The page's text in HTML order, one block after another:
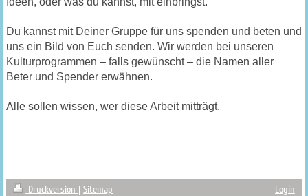
Du kannst mit Deiner Gruppe für uns spenden und beten und
uns ein Bild von Euch senden. Wir werden bei unseren
Kulturprogrammen – falls gewünscht – die Namen aller
Beter und Spender erwähnen.
Alle sollen wissen, wer diese Arbeit mitträgt.
Druckversion | Sitemap Login